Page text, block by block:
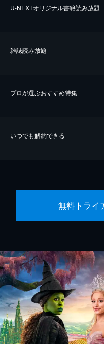
U-NEXTオリジナル書籍読み放題
雑誌読み放題
プロが選ぶおすすめ特集
いつでも解約できる
無料トライ